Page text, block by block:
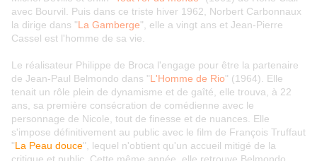
avec Bourvil. Puis dans ce triste hiver 1962, Norbert Carbonnaux
la dirige dans "La Gamberge", elle a vingt ans et Jean-Pierre
Cassel est l'homme de sa vie.
Le réalisateur Philippe de Broca l'engage pour être la partenaire
de Jean-Paul Belmondo dans "L'Homme de Rio" (1964). Elle
tenait un rôle plein de dynamisme et de gaîté, elle trouva, à 22
ans, sa première consécration de comédienne avec le
personnage de Nicole, tout de finesse et de nuances. Elle
s'impose définitivement au public avec le film de François Truffaut
"La Peau douce", lequel n'obtient qu'un accueil mitigé de la